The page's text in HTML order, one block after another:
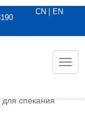
CN EN
спекания